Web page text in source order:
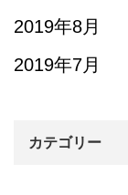
2019年8月
2019年7月
カテゴリー